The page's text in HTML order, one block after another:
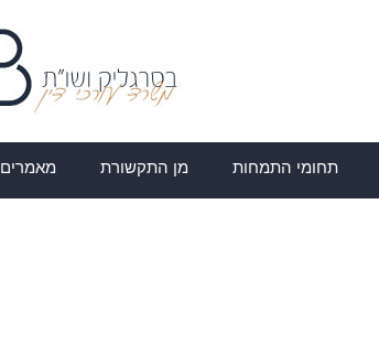
תחומי התמחות מן התקשורת מאמרים